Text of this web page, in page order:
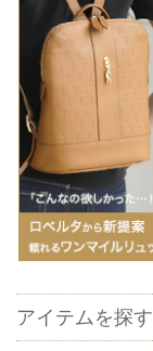
アイテムを探す